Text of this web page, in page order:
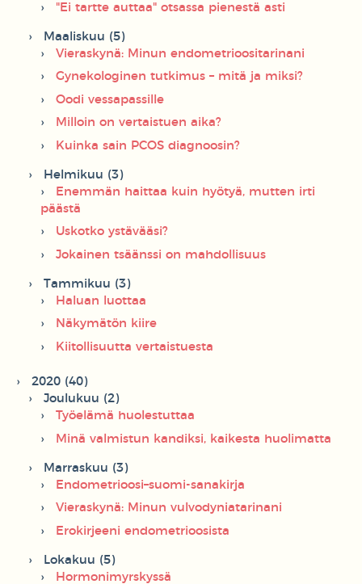
"Ei tartte auttaa" otsassa pienestä asti
Maaliskuu (5)
Vieraskynä: Minun endometrioositarinani
Gynekologinen tutkimus – mitä ja miksi?
Oodi vessapassille
Milloin on vertaistuen aika?
Kuinka sain PCOS diagnoosin?
Helmikuu (3)
Enemmän haittaa kuin hyötyä, mutten irti
päästä
Uskotko ystävääsi?
Jokainen tsäänssi on mahdollisuus
Tammikuu (3)
Haluan luottaa
Näkymätön kiire
Kiitollisuutta vertaistuesta
2020 (40)
Joulukuu (2)
Työelämä huolestuttaa
Minä valmistun kandiksi, kaikesta huolimatta
Marraskuu (3)
Endometrioosi–suomi-sanakirja
Vieraskynä: Minun vulvodyniatarinani
Erokirjeeni endometrioosista
Lokakuu (5)
Hormonimyrskyssä